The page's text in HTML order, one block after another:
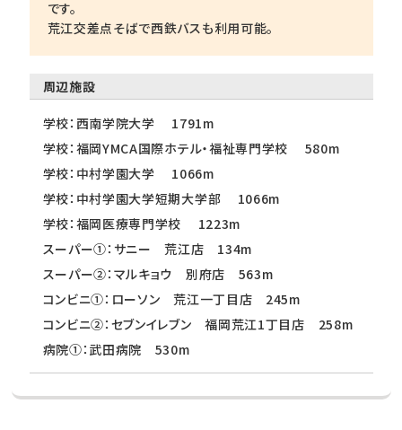
です。
荒江交差点そばで西鉄バスも利用可能。
周辺施設
学校：西南学院大学 1791m
学校：福岡YMCA国際ホテル・福祉専門学校 580m
学校：中村学園大学 1066m
学校：中村学園大学短期大学部 1066m
学校：福岡医療専門学校 1223m
スーパー①：サニー 荒江店 134m
スーパー②：マルキョウ 別府店 563m
コンビニ①：ローソン 荒江一丁目店 245m
コンビニ②：セブンイレブン 福岡荒江1丁目店 258m
病院①：武田病院 530m